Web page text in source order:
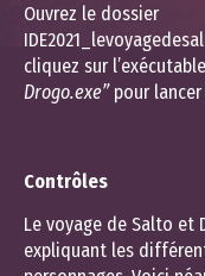
Ouvrez le dossier
cliquez sur l’exécutable
Drogo.exe”pour lancer
Contrôles
Le voyage de Salto et
expliquant les